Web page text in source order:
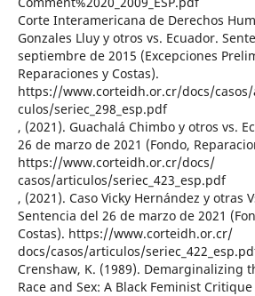
Corte Interamericana de Derechos
Gonzales Lluy y otros vs. Ecuador.
septiembre de 2015 (Excepciones
Reparaciones y Costas).
https://www.corteidh.or.cr/docs/
culos/seriec_298_esp.pdf
, (2021). Guachalá Chimbo y otros vs.
26 de marzo de 2021 (Fondo,
https://www.corteidh.or.cr/docs/
casos/articulos/seriec_423_esp.pdf
, (2021). Caso Vicky Hernández y otras
Sentencia del 26 de marzo de 2021
Costas). https://www.corteidh.or.cr/
docs/casos/articulos/
Crenshaw, K. (1989). Demarginalizing
Race and Sex: A Black Feminist